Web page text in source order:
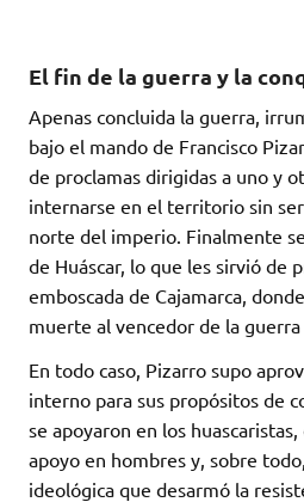
El fin de la guerra y la
Apenas concluida la guerra,
bajo el mando de Francisco
de proclamas dirigidas a uno y
internarse en el territorio sin
norte del imperio. Finalmente
de Huáscar, lo que les sirvió de
emboscada de Cajamarca,
muerte al vencedor de la guerra
En todo caso, Pizarro supo
interno para sus propósitos de
se apoyaron en los
apoyo en hombres y, sobre
ideológica que desarmó la